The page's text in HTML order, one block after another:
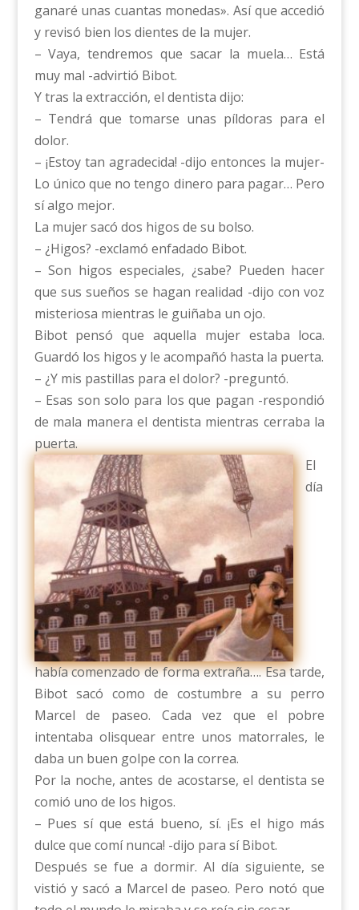
ganaré unas cuantas monedas». Así que accedió
y revisó bien los dientes de la mujer.
– Vaya, tendremos que sacar la muela… Está
muy mal -advirtió Bibot.
Y tras la extracción, el dentista dijo:
– Tendrá que tomarse unas píldoras para el
dolor.
– ¡Estoy tan agradecida! -dijo entonces la mujer-
Lo único que no tengo dinero para pagar… Pero
sí algo mejor.
La mujer sacó dos higos de su bolso.
– ¿Higos? -exclamó enfadado Bibot.
– Son higos especiales, ¿sabe? Pueden hacer
que sus sueños se hagan realidad -dijo con voz
misteriosa mientras le guiñaba un ojo.
Bibot pensó que aquella mujer estaba loca.
Guardó los higos y le acompañó hasta la puerta.
– ¿Y mis pastillas para el dolor? -preguntó.
– Esas son solo para los que pagan -respondió
de mala manera el dentista mientras cerraba la
puerta.
El
día
había comenzado de forma extraña…. Esa tarde,
Bibot sacó como de costumbre a su perro
Marcel de paseo. Cada vez que el pobre
intentaba olisquear entre unos matorrales, le
daba un buen golpe con la correa.
Por la noche, antes de acostarse, el dentista se
comió uno de los higos.
– Pues sí que está bueno, sí. ¡Es el higo más
dulce que comí nunca! -dijo para sí Bibot.
Después se fue a dormir. Al día siguiente, se
vistió y sacó a Marcel de paseo. Pero notó que